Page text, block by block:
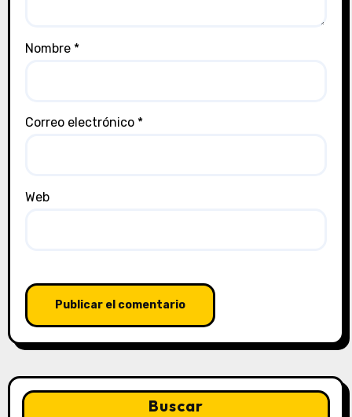
Nombre *
Correo electrónico *
Web
Buscar